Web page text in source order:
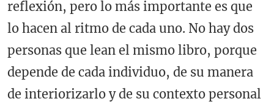
reflexión, pero lo más importante es que
lo hacen al ritmo de cada uno. No hay dos
personas que lean el mismo libro, porque
depende de cada individuo, de su manera
de interiorizarlo y de su contexto personal